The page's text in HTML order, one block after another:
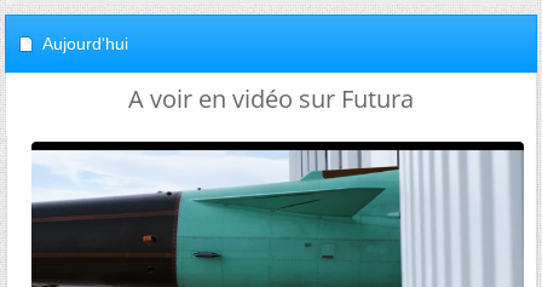
Aujourd'hui
A voir en vidéo sur Futura